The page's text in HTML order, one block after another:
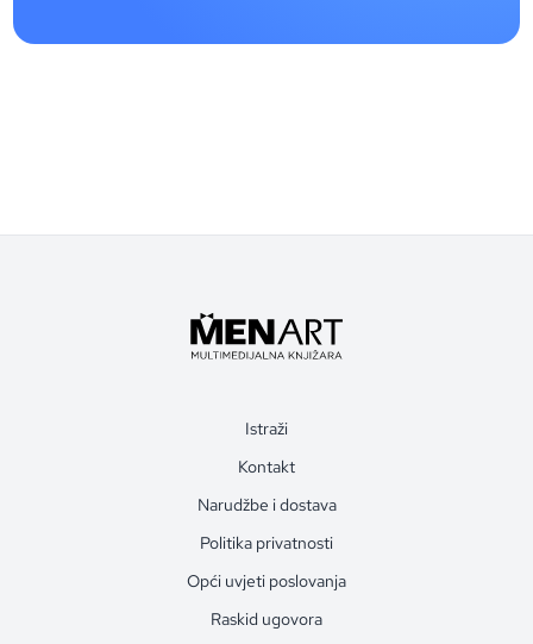
Istraži
Kontakt
Narudžbe i dostava
Politika privatnosti
Opći uvjeti poslovanja
Raskid ugovora